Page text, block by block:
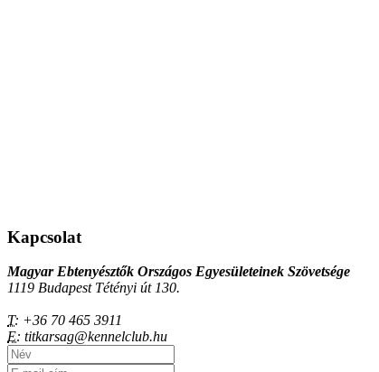
Kapcsolat
Magyar Ebtenyésztők Országos Egyesületeinek Szövetsége
1119 Budapest Tétényi út 130.
T: +36 70 465 3911
E: titkarsag@kennelclub.hu